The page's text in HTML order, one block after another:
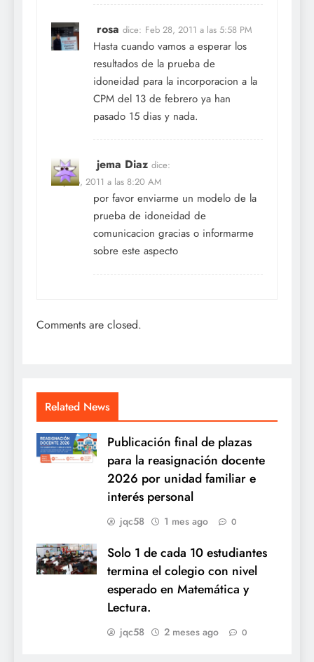
rosa dice: Feb 28, 2011 a las 5:58 PM
Hasta cuando vamos a esperar los
resultados de la prueba de
idoneidad para la incorporacion a la
CPM del 13 de febrero ya han
pasado 15 dias y nada.
jema Diaz dice:
May 26, 2011 a las 8:20 AM
por favor enviarme un modelo de la
prueba de idoneidad de
comunicacion gracias o informarme
sobre este aspecto
Comments are closed.
Related News
Publicación final de plazas
para la reasignación docente
2026 por unidad familiar e
interés personal
jqc58 1 mes ago 0
Solo 1 de cada 10 estudiantes
termina el colegio con nivel
esperado en Matemática y
Lectura.
jqc58 2 meses ago 0